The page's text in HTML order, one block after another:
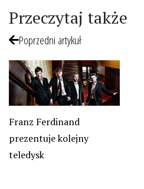
Przeczytaj także
Poprzedni artykuł
Franz Ferdinand
prezentuje kolejny
teledysk